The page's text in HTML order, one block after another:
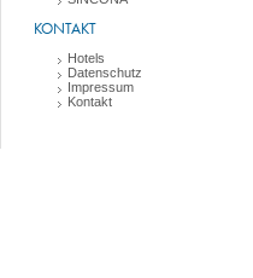
KONTAKT
Hotels
Datenschutz
Impressum
Kontakt